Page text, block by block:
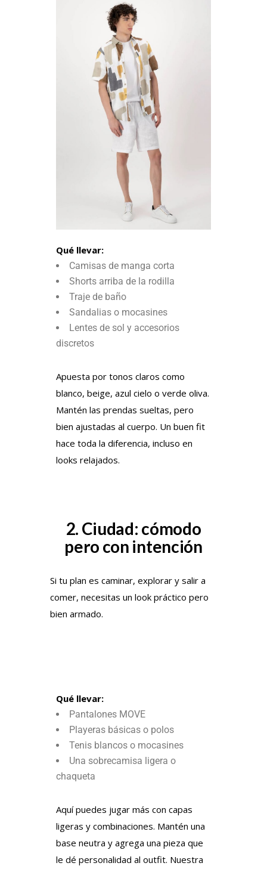
Qué llevar:
Camisas de manga corta
Shorts arriba de la rodilla
Traje de baño
Sandalias o mocasines
Lentes de sol y accesorios
discretos
Apuesta por tonos claros como
blanco, beige, azul cielo o verde oliva.
Mantén las prendas sueltas, pero
bien ajustadas al cuerpo. Un buen fit
hace toda la diferencia, incluso en
looks relajados.
2. Ciudad: cómodo
pero con intención
Si tu plan es caminar, explorar y salir a
comer, necesitas un look práctico pero
bien armado.
Qué llevar:
Pantalones MOVE
Playeras básicas o polos
Tenis blancos o mocasines
Una sobrecamisa ligera o
chaqueta
Aquí puedes jugar más con capas
ligeras y combinaciones. Mantén una
base neutra y agrega una pieza que
le dé personalidad al outfit. Nuestra